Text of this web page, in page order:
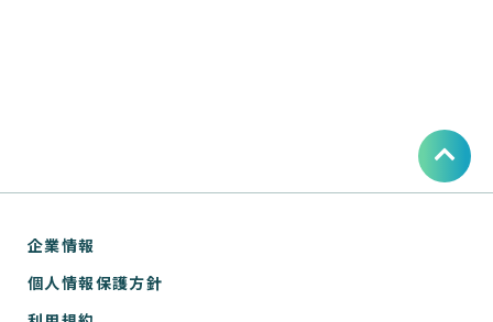
企業情報
個人情報保護方針